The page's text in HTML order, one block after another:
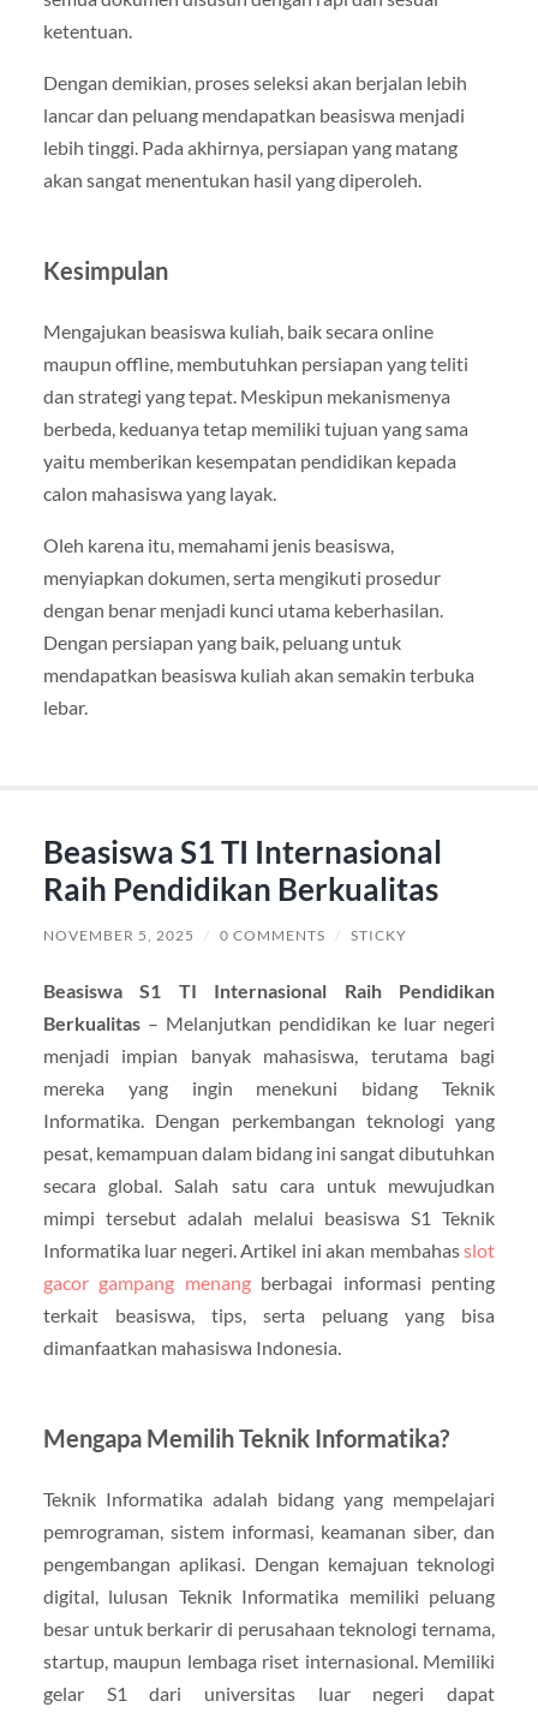
ketentuan.
Dengan demikian, proses seleksi akan berjalan lebih
lancar dan peluang mendapatkan beasiswa menjadi
lebih tinggi. Pada akhirnya, persiapan yang matang
akan sangat menentukan hasil yang diperoleh.
Kesimpulan
Mengajukan beasiswa kuliah, baik secara online
maupun offline, membutuhkan persiapan yang teliti
dan strategi yang tepat. Meskipun mekanismenya
berbeda, keduanya tetap memiliki tujuan yang sama
yaitu memberikan kesempatan pendidikan kepada
calon mahasiswa yang layak.
Oleh karena itu, memahami jenis beasiswa,
menyiapkan dokumen, serta mengikuti prosedur
dengan benar menjadi kunci utama keberhasilan.
Dengan persiapan yang baik, peluang untuk
mendapatkan beasiswa kuliah akan semakin terbuka
lebar.
Beasiswa S1 TI Internasional
Raih Pendidikan Berkualitas
NOVEMBER 5, 2025 / 0 COMMENTS / STICKY
Beasiswa S1 TI Internasional Raih Pendidikan
Berkualitas– Melanjutkan pendidikan ke luar negeri
menjadi impian banyak mahasiswa, terutama bagi
mereka yang ingin menekuni bidang Teknik
Informatika. Dengan perkembangan teknologi yang
pesat, kemampuan dalam bidang ini sangat dibutuhkan
secara global. Salah satu cara untuk mewujudkan
mimpi tersebut adalah melalui beasiswa S1 Teknik
Informatika luar negeri. Artikel ini akan membahasslot
gacor gampang menangberbagai informasi penting
terkait beasiswa, tips, serta peluang yang bisa
dimanfaatkan mahasiswa Indonesia.
Mengapa Memilih Teknik Informatika?
Teknik Informatika adalah bidang yang mempelajari
pemrograman, sistem informasi, keamanan siber, dan
pengembangan aplikasi. Dengan kemajuan teknologi
digital, lulusan Teknik Informatika memiliki peluang
besar untuk berkarir di perusahaan teknologi ternama,
startup, maupun lembaga riset internasional. Memiliki
gelar S1 dari universitas luar negeri dapat